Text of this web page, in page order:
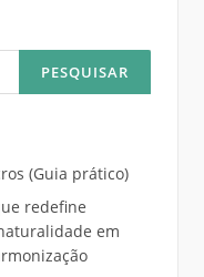
(Guia prático)
redefine
em